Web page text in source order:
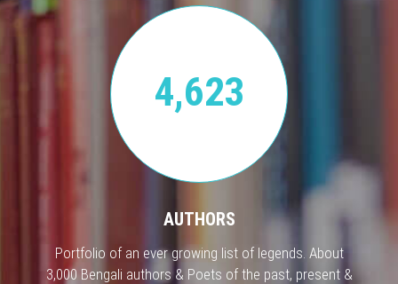
4,623
AUTHORS
Portfolio of an ever growing list of legends. About
3,000 Bengali authors & Poets of the past, present &